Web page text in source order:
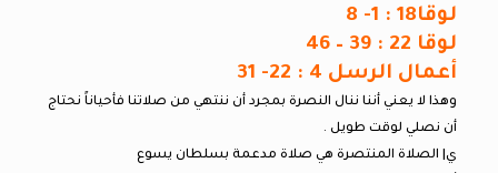
لوقا18 : 1- 8
لوقا 22 : 39 – 46
أعمال الرسل 4 : 22- 31
وهذا لا يعني أننا ننال النصرة بمجرد أن ننتهي من صلاتنا فأحياناً نحتاج
أن نصلي لوقت طويل .
ي| الصلاة المنتصرة هي صلاة مدعمة بسلطان يسوع